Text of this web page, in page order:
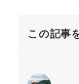
この記事